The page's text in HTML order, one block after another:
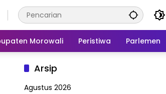
Morowali Peristiwa Parlemen
Arsip
Agustus 2026